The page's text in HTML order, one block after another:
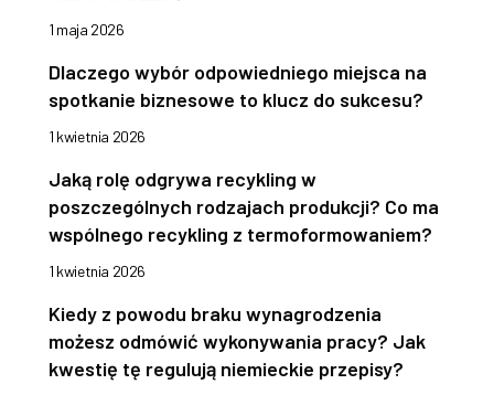
1 maja 2026
Dlaczego wybór odpowiedniego miejsca na
spotkanie biznesowe to klucz do sukcesu?
1 kwietnia 2026
Jaką rolę odgrywa recykling w
poszczególnych rodzajach produkcji? Co ma
wspólnego recykling z termoformowaniem?
1 kwietnia 2026
Kiedy z powodu braku wynagrodzenia
możesz odmówić wykonywania pracy? Jak
kwestię tę regulują niemieckie przepisy?